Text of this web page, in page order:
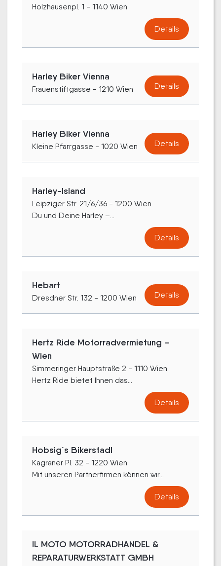
Holzhausenpl. 1 - 1140 Wien
Details
Harley Biker Vienna
Frauenstiftgasse - 1210 Wien Details
Harley Biker Vienna
Kleine Pfarrgasse - 1020 Wien Details
Harley-Island
Leipziger Str. 21/6/36 - 1200 Wien
Du und Deine Harley –...
Details
Hebart
Dresdner Str. 132 - 1200 Wien Details
Hertz Ride Motorradvermietung –
Wien
Simmeringer Hauptstraße 2 - 1110 Wien
Hertz Ride bietet Ihnen das...
Details
Hobsig`s Bikerstadl
Kagraner Pl. 32 - 1220 Wien
Mit unseren Partnerfirmen können wir...
Details
IL MOTO MOTORRADHANDEL &
REPARATURWERKSTATT GMBH